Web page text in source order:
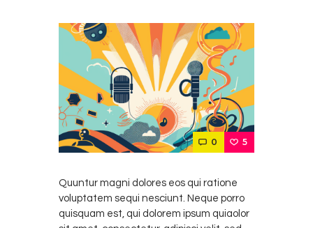
Contacto
0 5
Quuntur magni dolores eos qui ratione
voluptatem sequi nesciunt. Neque porro
quisquam est, qui dolorem ipsum quiaolor